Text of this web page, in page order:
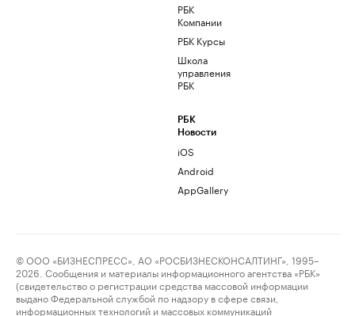
РБК
Компании
РБК Курсы
Школа
управления
РБК
РБК
Новости
iOS
Android
AppGallery
© ООО «БИЗНЕСПРЕСС», АО «РОСБИЗНЕСКОНСАЛТИНГ», 1995–
2026. Сообщения и материалы информационного агентства «РБК»
(свидетельство о регистрации средства массовой информации
выдано Федеральной службой по надзору в сфере связи,
информационных технологий и массовых коммуникаций